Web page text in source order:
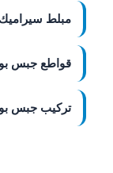
مبلط
قواطع جبس
تركيب جبس